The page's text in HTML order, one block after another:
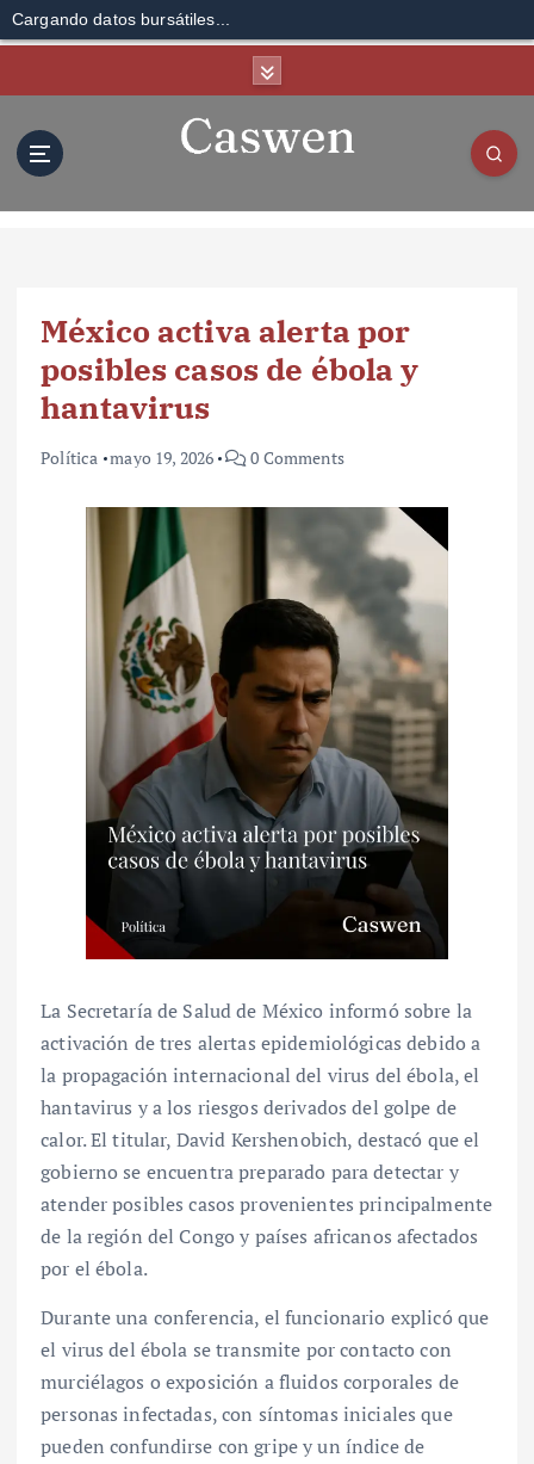
Cargando datos bursátiles...
México activa alerta por
posibles casos de ébola y
hantavirus
Política mayo 19, 2026 0 Comments
La Secretaría de Salud de México informó sobre la
activación de tres alertas epidemiológicas debido a
la propagación internacional del virus del ébola, el
hantavirus y a los riesgos derivados del golpe de
calor. El titular, David Kershenobich, destacó que el
gobierno se encuentra preparado para detectar y
atender posibles casos provenientes principalmente
de la región del Congo y países africanos afectados
por el ébola.
Durante una conferencia, el funcionario explicó que
el virus del ébola se transmite por contacto con
murciélagos o exposición a fluidos corporales de
personas infectadas, con síntomas iniciales que
pueden confundirse con gripe y un índice de